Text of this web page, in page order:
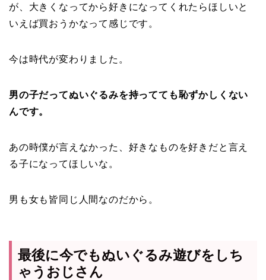
が、大きくなってから好きになってくれたらほしいと
いえば買おうかなって感じです。
今は時代が変わりました。
男の子だってぬいぐるみを持ってても恥ずかしくない
んです。
あの時僕が言えなかった、好きなものを好きだと言え
る子になってほしいな。
男も女も皆同じ人間なのだから。
最後に今でもぬいぐるみ遊びをしち
ゃうおじさん